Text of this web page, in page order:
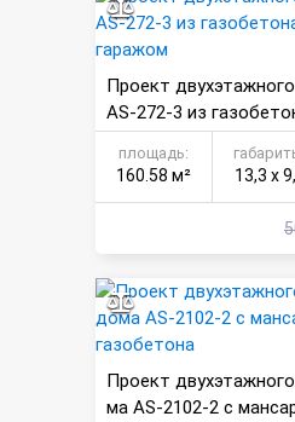
Проект
AS-272-3 из
и гаражом
площадь:
160.58 м² 13,3 х
Проект
ма AS-2102-2 с